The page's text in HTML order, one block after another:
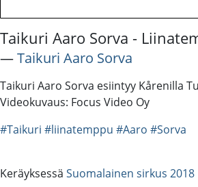
Taikuri Aaro Sorva -
―Taikuri Aaro Sorva
Taikuri Aaro Sorva esiintyy Kårenilla
Videokuvaus: Focus Video Oy
#Taikuri #liinatemppu #Aaro #Sorva
Keräyksessä Suomalainen sirkus 2018